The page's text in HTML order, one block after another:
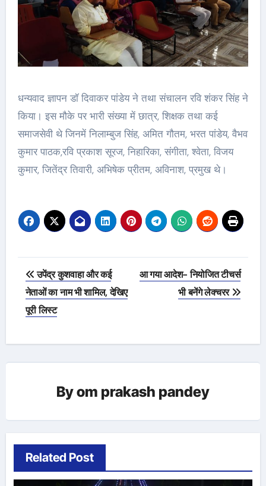
धन्यवाद ज्ञापन डॉ दिवाकर पांडेय ने तथा संचालन रवि शंकर सिंह ने
किया। इस मौके पर भारी संख्या में छात्र, शिक्षक तथा कई
समाजसेवी थे जिनमें निलाम्बुज सिंह, अमित गौतम, भरत पांडेय, वैभव
कुमार पाठक,रवि प्रकाश सूरज, निहारिका, संगीता, श्वेता, विजय
कुमार, जितेंद्र तिवारी, अभिषेक प्रीतम, अविनाश, प्रमुख थे।
Post
navigation
उपेंद्र कुशवाहा और कई
नेताओं का नाम भी शामिल, देखिए
पूरी लिस्ट
आ गया आदेश- नियोजित टीचर्स
भी बनेंगे लेक्चरर
Byom prakash pandey
Related Post